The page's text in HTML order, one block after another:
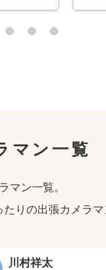
マン一覧
マン一覧。
りの出張カメラマ
川村祥太